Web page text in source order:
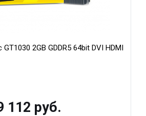
2GB GDDR5 64bit DVI HDMI
112 руб.